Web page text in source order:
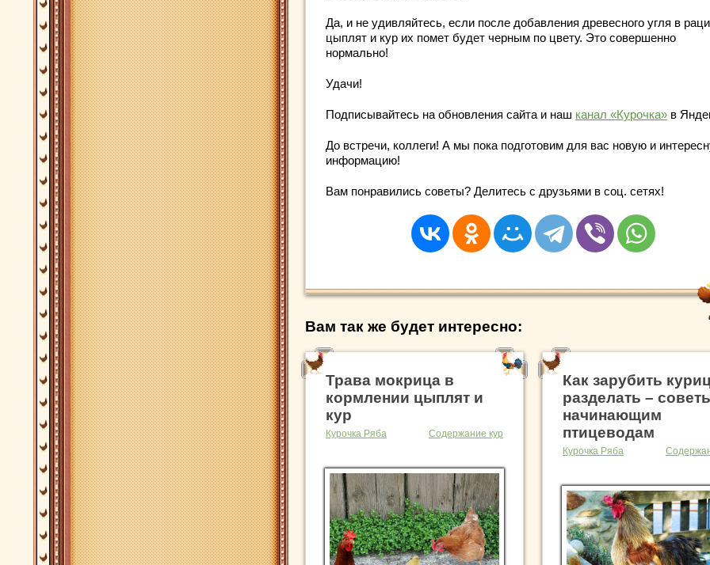
Да, и не удивляйтесь, если после добавления древесного угля в
цыплят и кур их помет будет черным по цвету. Это совершенно
нормально!
Удачи!
Подписывайтесь на обновления сайта и наш канал «Курочка» в
До встречи, коллеги! А мы пока подготовим для вас новую и
информацию!
Вам понравились советы? Делитесь с друзьями в соц. сетях!
Вам так же будет интересно:
Трава мокрица в
кормлении цыплят и
кур
Курочка Ряба Содержание кур
Как зарубить
разделать –
начинающим
птицеводам
Курочка Ряба